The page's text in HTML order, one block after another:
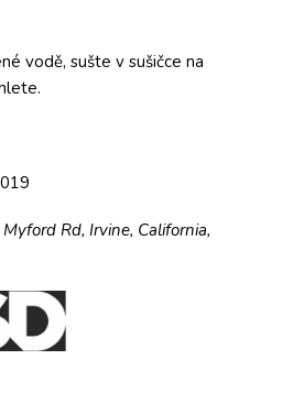
vodě, sušte v sušičce na
Rd, Irvine, California,